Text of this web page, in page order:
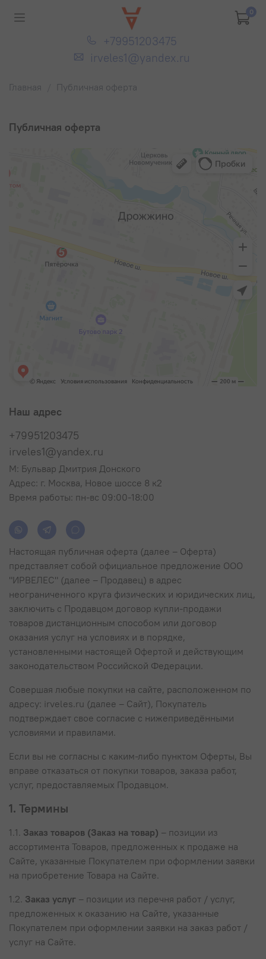
0
+79951203475
irveles1@yandex.ru
Главная Публичная оферта
Публичная оферта
Наш адрес
+79951203475
irveles1@yandex.ru
М: Бульвар Дмитрия Донского
Адрес: г. Москва, Новое шоссе 8 к2
Время работы: пн-вс 09:00-18:00
Настоящая публичная оферта (далее – Оферта)
представляет собой официальное предложение ООО
"ИРВЕЛЕС" (далее – Продавец) в адрес
неограниченного круга физических и юридических лиц,
заключить с Продавцом договор купли-продажи
товаров дистанционным способом или договор
оказания услуг на условиях и в порядке,
установленными настоящей Офертой и действующим
законодательством Российской Федерации.
Совершая любые покупки на сайте, расположенном по
адресу: irveles.ru (далее – Сайт), Покупатель
подтверждает свое согласие с нижеприведёнными
условиями и правилами.
Если вы не согласны с каким-либо пунктом Оферты, Вы
вправе отказаться от покупки товаров, заказа работ,
услуг, предоставляемых Продавцом.
1. Термины
1.1. Заказ товаров (Заказ на товар) – позиции из
ассортимента Товаров, предложенных к продаже на
Сайте, указанные Покупателем при оформлении заявки
на приобретение Товара на Сайте.
1.2. Заказ услуг – позиции из перечня работ / услуг,
предложенных к оказанию на Сайте, указанные
Покупателем при оформлении заявки на заказ работ /
услуг на Сайте.